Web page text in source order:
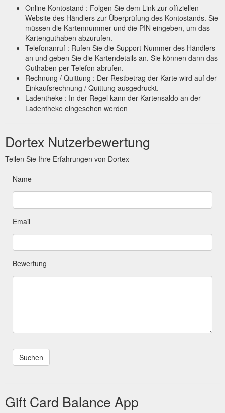
Online Kontostand : Folgen Sie dem Link zur offiziellen
Website des Händlers zur Überprüfung des Kontostands. Sie
müssen die Kartennummer und die PIN eingeben, um das
Kartenguthaben abzurufen.
Telefonanruf : Rufen Sie die Support-Nummer des Händlers
an und geben Sie die Kartendetails an. Sie können dann das
Guthaben per Telefon abrufen.
Rechnung / Quittung : Der Restbetrag der Karte wird auf der
Einkaufsrechnung / Quittung ausgedruckt.
Ladentheke : In der Regel kann der Kartensaldo an der
Ladentheke eingesehen werden
Dortex Nutzerbewertung
Teilen Sie Ihre Erfahrungen von Dortex
Name
Email
Bewertung
Gift Card Balance App